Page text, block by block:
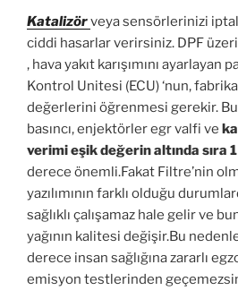
Katalizörveya sensörlerinizi
ciddi hasarlar verirsiniz. DPF
, hava yakıt karışımını ayarlayan
Kontrol Unitesi (ECU) ‘nun,
değerlerini öğrenmesi gerekir.
basıncı, enjektörler egr valfi ve
verimi eşik değerin altında sıra 1
derece önemli.Fakat Filtre’nin
yazılımının farklı olduğu
sağlıklı çalışamaz hale gelir ve
yağının kalitesi değişir.Bu
derece insan sağlığına zararlı
emisyon testlerinden